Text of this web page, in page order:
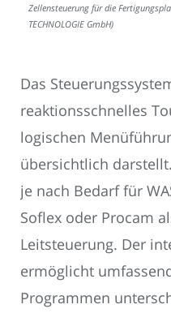
Zellensteuerung für die
TECHNOLOGIE GmbH)
Das
reaktionsschnelles
logischen
übersichtlich
je nach Bedarf für
Soflex oder Procam
Leitsteuerung. Der
ermöglicht
Programmen